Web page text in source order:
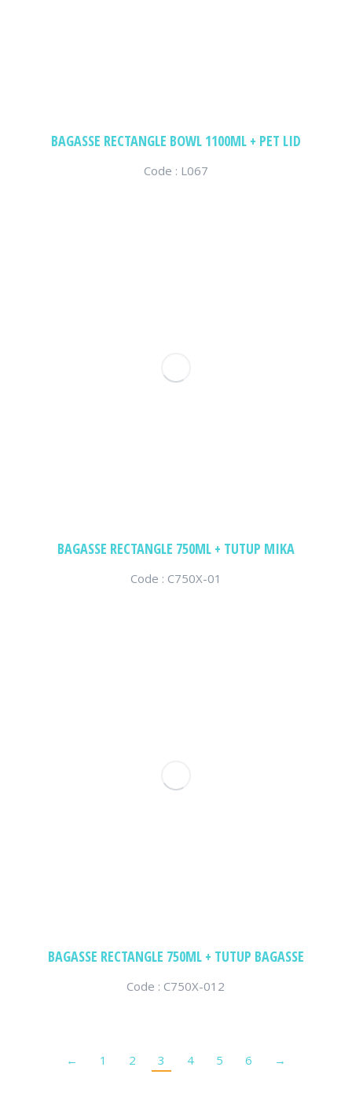
BAGASSE RECTANGLE BOWL 1100ML + PET LID
Code : L067
BAGASSE RECTANGLE 750ML + TUTUP MIKA
Code : C750X-01
BAGASSE RECTANGLE 750ML + TUTUP BAGASSE
Code : C750X-012
← 1 2 3 4 5 6 →